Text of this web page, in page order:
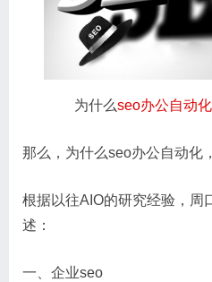
为什么seo办公自动化
那么，为什么seo办公自动化
根据以往AIO的研究经验，周
述：
一、企业seo